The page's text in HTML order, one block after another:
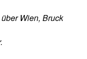
Wien, Bruck